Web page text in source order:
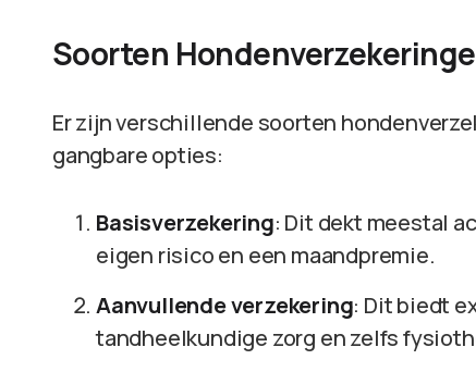
Soorten
Er zijn verschillende soorten
gangbare opties:
Basisverzekering: Dit dekt meestal
eigen risico en een maandpremie.
Aanvullende verzekering: Dit biedt
tandheelkundige zorg en zelfs